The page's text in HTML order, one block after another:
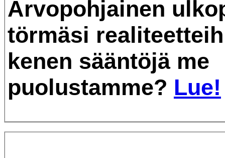
Arvopohjainen
törmäsi
kenen sääntöjä me
puolustamme? Lue!